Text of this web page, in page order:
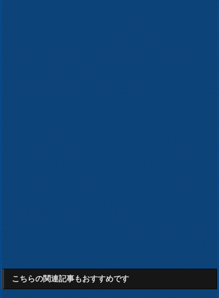
こちらの関連記事もおすすめです